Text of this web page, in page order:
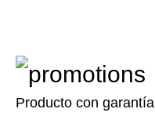
Producto con garantía